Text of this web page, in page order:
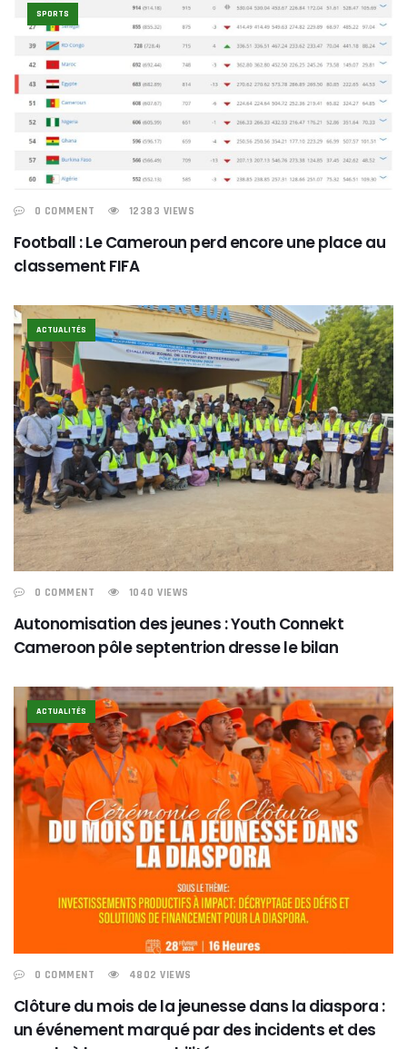
SPORTS
0 COMMENT 12383 VIEWS
Football : Le Cameroun perd encore une place au
classement FIFA
ACTUALITÉS
0 COMMENT 1040 VIEWS
Autonomisation des jeunes : Youth Connekt
Cameroon pôle septentrion dresse le bilan
ACTUALITÉS
0 COMMENT 4802 VIEWS
Clôture du mois de la jeunesse dans la diaspora :
un événement marqué par des incidents et des